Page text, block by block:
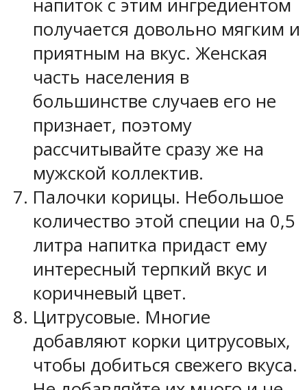
напиток с этим ингредиентом
получается довольно мягким и
приятным на вкус. Женская
часть населения в
большинстве случаев его не
признает, поэтому
рассчитывайте сразу же на
мужской коллектив.
Палочки корицы. Небольшое
количество этой специи на 0,5
литра напитка придаст ему
интересный терпкий вкус и
коричневый цвет.
Цитрусовые. Многие
добавляют корки цитрусовых,
чтобы добиться свежего вкуса.